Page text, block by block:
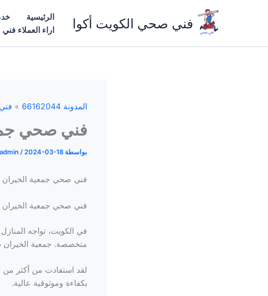
فني صحي الكويت أكوا الرئيسية
اراء العملاء
المدونة 66162044 »
فني صحي جمعية
بواسطة admin / 2024-03-18
فني صحي جمعية الخيران
فني صحي جمعية الخيران
في الكويت، تواجه
متخصصة. جمعية
لقد استفادت من أكثر من 15 عاماً من الخبرة. حلوا جميع مشاكل
بكفاءة وموثوقية عالية.